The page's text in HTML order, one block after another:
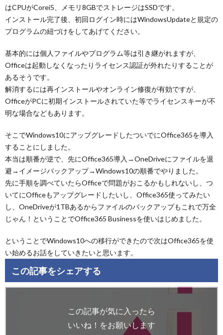
はCPUがCorei5、メモリ8GBでストレージはSSDです。
インストール完了後、初回ログイン時にはWindowsUpdateと規定の
プログラムの紐づけをしてあげてください。
基本的には個人ファイルやプログラム等は引き継がれますが、
Officeは起動しなくなったりライセンス認証が外れたりすることが
あるそうです。
解消するには再インストールやオンライン修復が有効ですが、
OfficeがPCに初期インストールされていた等でライセンスキーが不
明な場合などもあります。
そこでWindows10にアップグレードしたついでにOffice365を導入
することにしました。
本当は順番が逆で、先にOffice365導入→OneDriveにファイルを退
避→イメージバックアップ→Windows10の順番でやりました。
先に手順を調べていたらOfficeで問題がおこるかもしれないし、つ
いてにOfficeもアップグレードしたいし、Office365使ってみたい
し、OneDriveが1TBあるからファイルのバックアップもこれで万全
じゃん！ということでOffice365 Businessを使いはじめました。
ということでWindows10への移行ができたので次はOffice365を使
い始めるお話をしていきたいと思います。
この記事をシェアする
この記事が気に入ったら
いいね！をお願いします